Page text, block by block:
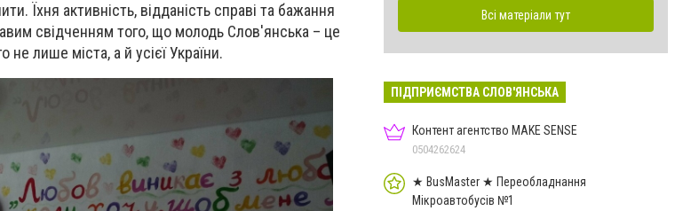
Їхня активність, відданість справі та бажання
свідченням того, що молодь Слов'янська – це
лише міста, а й усієї України.
Всі матеріали тут
ПІДПРИЄМСТВА СЛОВ'ЯНСЬКА
Контент агентство MAKE SENSE
0504262624
★ BusMaster ★ Переобладнання
Мікроавтобусів №1